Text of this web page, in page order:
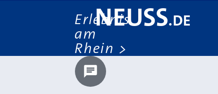
Erlebnis
am
Rhein
NEUSS.DE
Chatbot laden?